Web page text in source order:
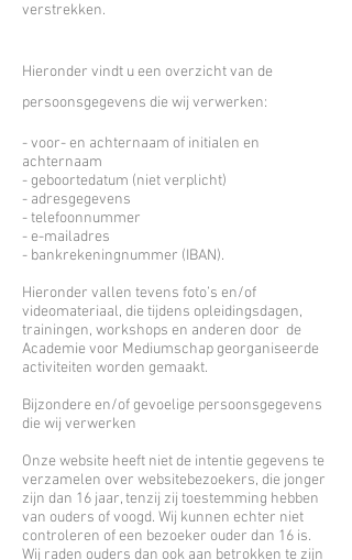
verstrekken.
Hieronder vindt u een overzicht van de
persoonsgegevens die wij verwerken:
- voor- en achternaam of initialen en
achternaam
- geboortedatum (niet verplicht)
- adresgegevens
- telefoonnummer
- e-mailadres
- bankrekeningnummer (IBAN).
Hieronder vallen tevens foto’s en/of
videomateriaal, die tijdens opleidingsdagen,
trainingen, workshops en anderen door de
Academie voor Mediumschap georganiseerde
activiteiten worden gemaakt.
Bijzondere en/of gevoelige persoonsgegevens
die wij verwerken
Onze website heeft niet de intentie gegevens te
verzamelen over websitebezoekers, die jonger
zijn dan 16 jaar, tenzij zij toestemming hebben
van ouders of voogd. Wij kunnen echter niet
controleren of een bezoeker ouder dan 16 is.
Wij raden ouders dan ook aan betrokken te zijn